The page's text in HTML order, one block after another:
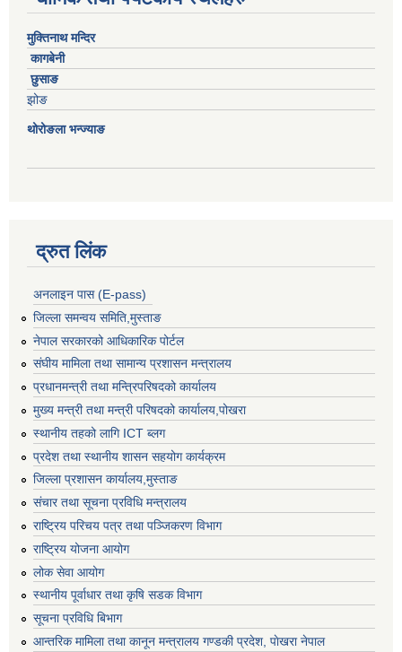
मुक्तिनाथ मन्दिर
कागबेनी
छुसाङ
झोङ
थोरोङला भन्ज्याङ
द्रुत लिंक
अनलाइन पास (E-pass)
जिल्ला समन्वय समिति,मुस्ताङ
नेपाल सरकारको आधिकारिक पोर्टल
संघीय मामिला तथा सामान्य प्रशासन मन्त्रालय
प्रधानमन्त्री तथा मन्त्रिपरिषदको कार्यालय
मुख्य मन्त्री तथा मन्त्री परिषदको कार्यालय,पोखरा
स्थानीय तहको लागि ICT ब्लग
प्रदेश तथा स्थानीय शासन सहयोग कार्यक्रम
जिल्ला प्रशासन कार्यालय,मुस्ताङ
संचार तथा सूचना प्रविधि मन्त्रालय
राष्ट्रिय परिचय पत्र तथा पञ्जिकरण विभाग
राष्ट्रिय योजना आयोग
लोक सेवा आयोग
स्थानीय पूर्वाधार तथा कृषि सडक विभाग
सूचना प्रविधि बिभाग
आन्तरिक मामिला तथा कानून मन्त्रालय गण्डकी प्रदेश, पाेखरा नेपाल